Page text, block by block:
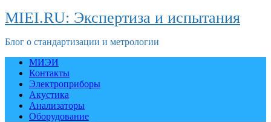
MIEI.RU: Экспертиза и испытания
Блог о стандартизации и метрологии
МИЭИ
Контакты
Электроприборы
Акустика
Анализаторы
Оборудование